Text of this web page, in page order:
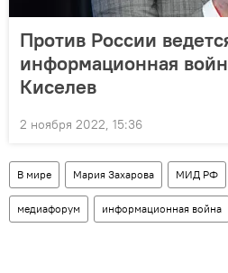
Против России
информационная
Киселев
2 ноября 2022, 15:36
В мире Мария Захарова МИД РФ
медиафорум информационная война